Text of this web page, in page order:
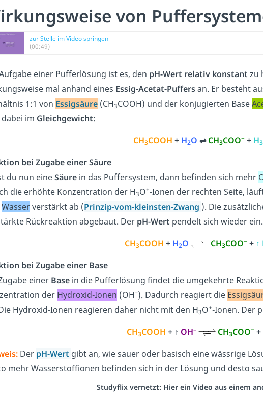
von
zur Stelle im Video springen
(00:49)
einer Pufferlösung ist es, den pH-Wert relativ konstant zu
mal anhand eines Essig-Acetat-Puffersan. Er besteht
1:1 von Essigsäure (CH3COOH) und der konjugierten Base
dabei im Gleichgewicht:
CH3COOH + H2O ⇌CH3COO− + H3
bei Zugabe einer Säure
du nun eineSäure in das Puffersystem, dann befinden sich mehr
die erhöhte Konzentration der H3O+-Ionen der rechten Seite,
Wasserverstärkt ab (Prinzip-vom-kleinsten-Zwang ). Die
Rückreaktion abgebaut. Der pH-Wert pendelt sich wieder ein.
CH3COOH + H2O CH3COO−+ ↑
bei Zugabe einer Base
einer Base in die Pufferlösung findet die umgekehrte
der Hydroxid-Ionen (OH–). Dadurch reagiert die
Hydroxid-Ionen reagieren daher nicht mit den H3O+-Ionen. Der
CH3COOH + ↑ OH– CH3COO− +
Der pH-Wert gibt an, wie sauer oder basisch eine wässrige
mehr Wasserstoffionen befinden sich in der Lösung und desto
Studyflix vernetzt: Hier ein Video aus einem